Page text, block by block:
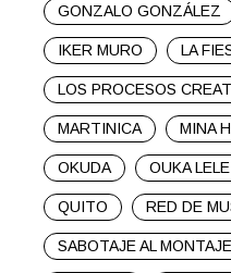
GONZALO GONZÁLEZ
IKER MURO LA
LOS PROCESOS
MARTINICA MINA
OKUDA OUKA LELE
QUITO RED DE
SABOTAJE AL MONTAJE